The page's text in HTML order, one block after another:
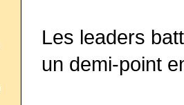
Les leaders
un demi-point